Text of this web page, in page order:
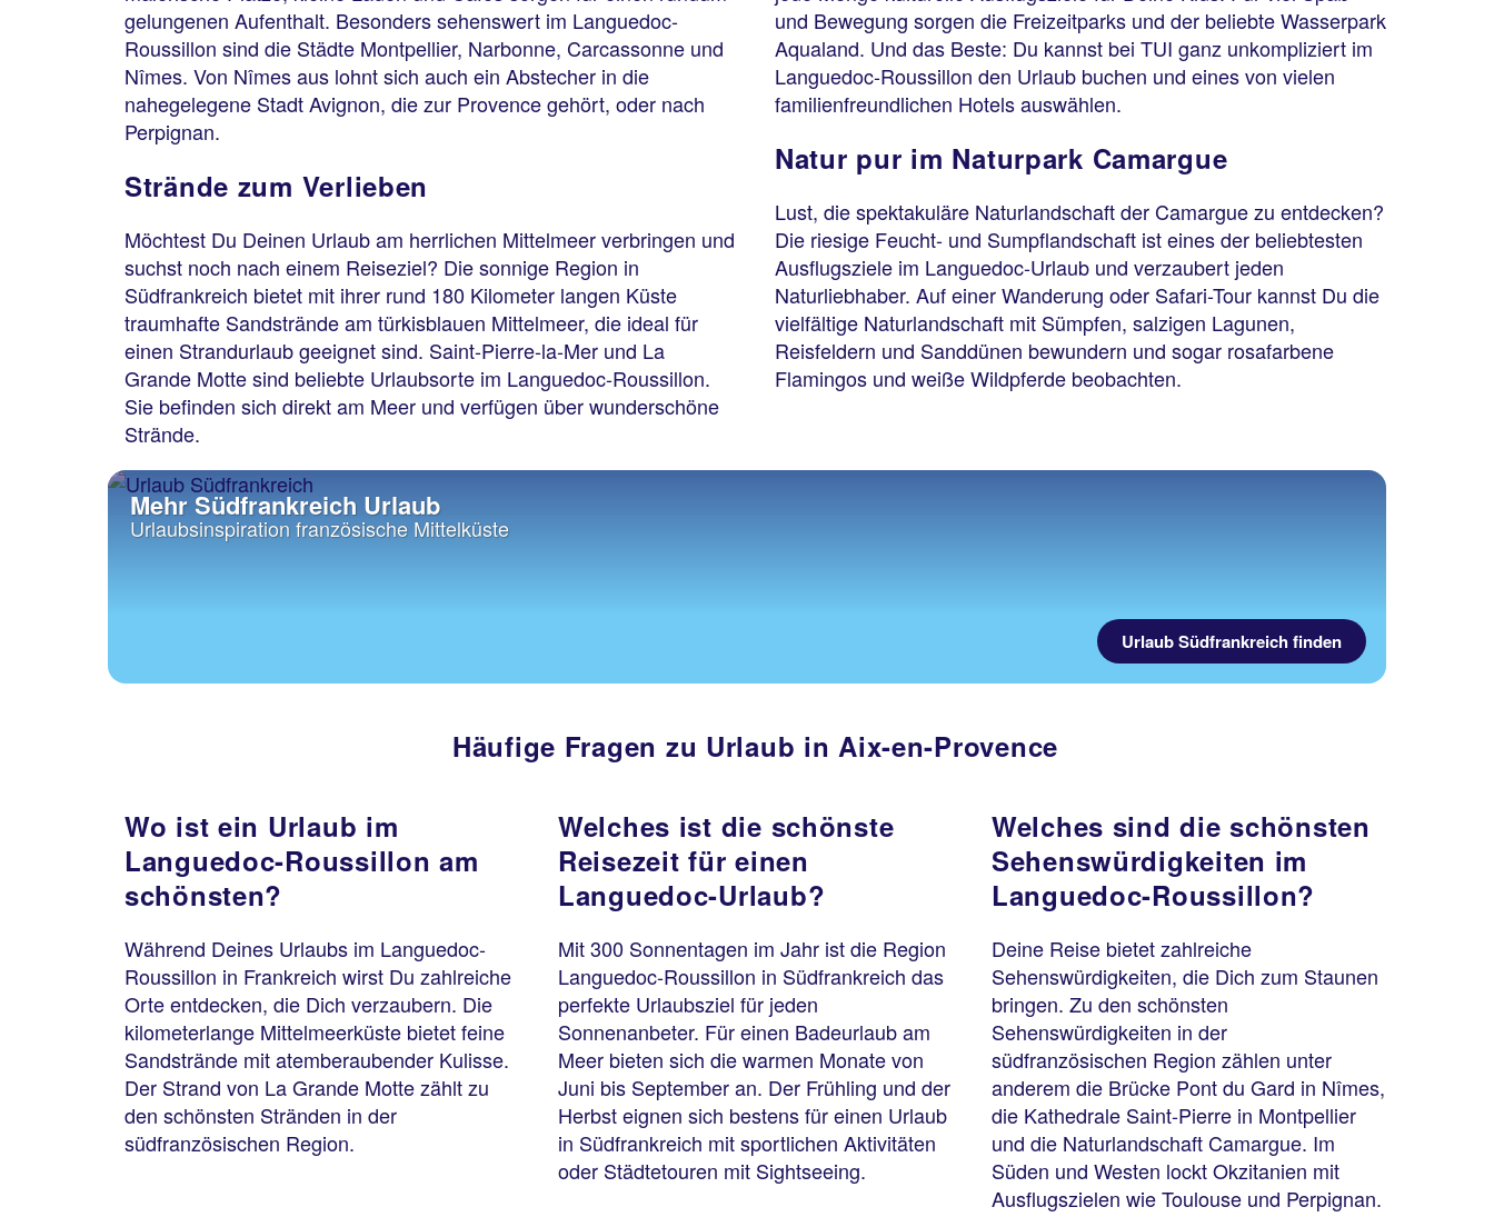
gelungenen Aufenthalt. Besonders sehenswert im Languedoc-
Roussillon sind die Städte Montpellier, Narbonne, Carcassonne und
Nîmes. Von Nîmes aus lohnt sich auch ein Abstecher in die
nahegelegene Stadt Avignon, die zur Provence gehört, oder nach
Perpignan.
Strände zum Verlieben
Möchtest Du Deinen Urlaub am herrlichen Mittelmeer verbringen und
suchst noch nach einem Reiseziel? Die sonnige Region in
Südfrankreich bietet mit ihrer rund 180 Kilometer langen Küste
traumhafte Sandstrände am türkisblauen Mittelmeer, die ideal für
einen Strandurlaub geeignet sind. Saint-Pierre-la-Mer und La
Grande Motte sind beliebte Urlaubsorte im Languedoc-Roussillon.
Sie befinden sich direkt am Meer und verfügen über wunderschöne
Strände.
und Bewegung sorgen die Freizeitparks und der beliebte Wasserpark
Aqualand. Und das Beste: Du kannst bei TUI ganz unkompliziert im
Languedoc-Roussillon den Urlaub buchen und eines von vielen
familienfreundlichen Hotels auswählen.
Natur pur im Naturpark Camargue
Lust, die spektakuläre Naturlandschaft der Camargue zu entdecken?
Die riesige Feucht- und Sumpflandschaft ist eines der beliebtesten
Ausflugsziele im Languedoc-Urlaub und verzaubert jeden
Naturliebhaber. Auf einer Wanderung oder Safari-Tour kannst Du die
vielfältige Naturlandschaft mit Sümpfen, salzigen Lagunen,
Reisfeldern und Sanddünen bewundern und sogar rosafarbene
Flamingos und weiße Wildpferde beobachten.
Mehr Südfrankreich Urlaub
Urlaubsinspiration französische Mittelküste
Urlaub Südfrankreich finden
Häufige Fragen zu Urlaub in Aix-en-Provence
Wo ist ein Urlaub im
Languedoc-Roussillon am
schönsten?
Während Deines Urlaubs im Languedoc-
Roussillon in Frankreich wirst Du zahlreiche
Orte entdecken, die Dich verzaubern. Die
kilometerlange Mittelmeerküste bietet feine
Sandstrände mit atemberaubender Kulisse.
Der Strand von La Grande Motte zählt zu
den schönsten Stränden in der
südfranzösischen Region.
Welches ist die schönste
Reisezeit für einen
Languedoc-Urlaub?
Mit 300 Sonnentagen im Jahr ist die Region
Languedoc-Roussillon in Südfrankreich das
perfekte Urlaubsziel für jeden
Sonnenanbeter. Für einen Badeurlaub am
Meer bieten sich die warmen Monate von
Juni bis September an. Der Frühling und der
Herbst eignen sich bestens für einen Urlaub
in Südfrankreich mit sportlichen Aktivitäten
oder Städtetouren mit Sightseeing.
Welches sind die schönsten
Sehenswürdigkeiten im
Languedoc-Roussillon?
Deine Reise bietet zahlreiche
Sehenswürdigkeiten, die Dich zum Staunen
bringen. Zu den schönsten
Sehenswürdigkeiten in der
südfranzösischen Region zählen unter
anderem die Brücke Pont du Gard in Nîmes,
die Kathedrale Saint-Pierre in Montpellier
und die Naturlandschaft Camargue. Im
Süden und Westen lockt Okzitanien mit
Ausflugszielen wie Toulouse und Perpignan.